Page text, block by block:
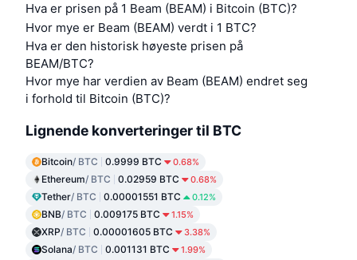
Hva er prisen på 1 Beam (BEAM) i Bitcoin (BTC)?
Hvor mye er Beam (BEAM) verdt i 1 BTC?
Hva er den historisk høyeste prisen på
BEAM/BTC?
Hvor mye har verdien av Beam (BEAM) endret seg
i forhold til Bitcoin (BTC)?
Lignende konverteringer til BTC
Bitcoin/ BTC 0.9999 BTC 0.68%
Ethereum/ BTC 0.02959 BTC 0.68%
Tether/ BTC 0.00001551 BTC 0.12%
BNB/ BTC 0.009175 BTC 1.15%
XRP/ BTC 0.00001605 BTC 3.38%
Solana/ BTC 0.001131 BTC 1.99%